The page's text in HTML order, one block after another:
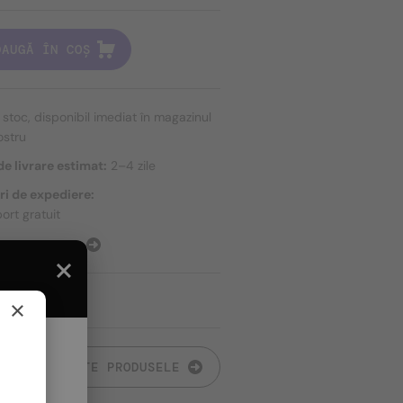
ÎN COȘ
stoc, disponibil imediat în magazinul
livrare estimat: 2–4 zile
de expediere:
gratuit
EXPEDIERE
TOATE PRODUSELE
×